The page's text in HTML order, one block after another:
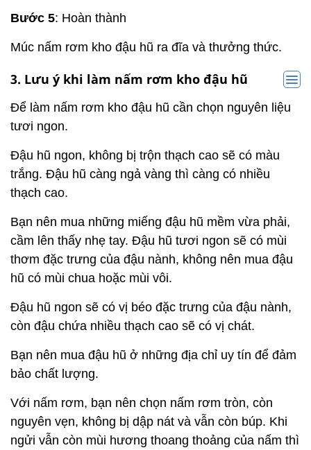
Bước 5: Hoàn thành
Múc nấm rơm kho đậu hũ ra đĩa và thưởng thức.
3. Lưu ý khi làm nấm rơm kho đậu hũ
Để làm nấm rơm kho đậu hũ cần chọn nguyên liệu
tươi ngon.
Đậu hũ ngon, không bị trộn thạch cao sẽ có màu
trắng. Đậu hũ càng ngả vàng thì càng có nhiều
thạch cao.
Bạn nên mua những miếng đậu hũ mềm vừa phải,
cầm lên thấy nhẹ tay. Đậu hũ tươi ngon sẽ có mùi
thơm đặc trưng của đậu nành, không nên mua đậu
hũ có mùi chua hoặc mùi vôi.
Đậu hũ ngon sẽ có vị béo đặc trưng của đậu nành,
còn đậu chứa nhiều thạch cao sẽ có vị chát.
Bạn nên mua đậu hũ ở những địa chỉ uy tín để đảm
bảo chất lượng.
Với nấm rơm, bạn nên chọn nấm rơm tròn, còn
nguyên vẹn, không bị dập nát và vẫn còn búp. Khi
ngửi vẫn còn mùi hương thoang thoảng của nấm thì